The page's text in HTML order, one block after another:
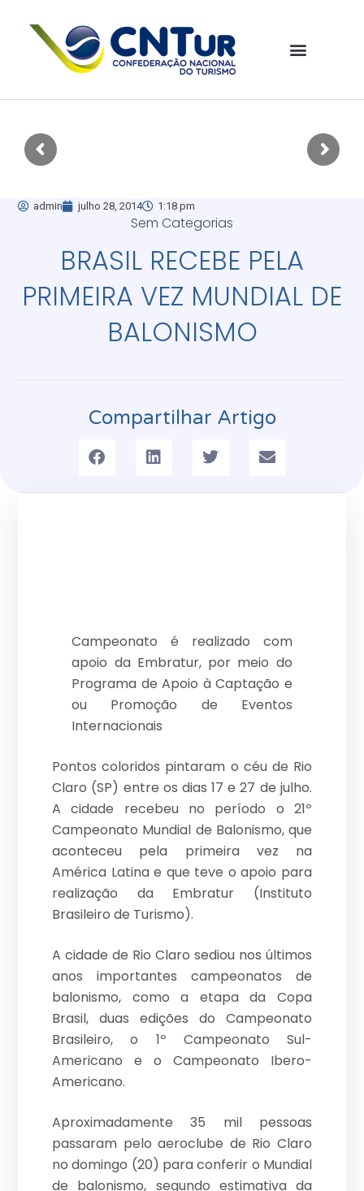
admin julho 28, 2014 1:18 pm
Sem Categorias
BRASIL RECEBE PELA
PRIMEIRA VEZ MUNDIAL DE
BALONISMO
Compartilhar Artigo
Campeonato é realizado com
apoio da Embratur, por meio do
Programa de Apoio à Captação e
ou Promoção de Eventos
Internacionais
Pontos coloridos pintaram o céu de Rio
Claro (SP) entre os dias 17 e 27 de julho.
A cidade recebeu no período o 21º
Campeonato Mundial de Balonismo, que
aconteceu pela primeira vez na
América Latina e que teve o apoio para
realização da Embratur (Instituto
Brasileiro de Turismo).
A cidade de Rio Claro sediou nos últimos
anos importantes campeonatos de
balonismo, como a etapa da Copa
Brasil, duas edições do Campeonato
Brasileiro, o 1º Campeonato Sul-
Americano e o Campeonato Ibero-
Americano.
Aproximadamente 35 mil pessoas
passaram pelo aeroclube de Rio Claro
no domingo (20) para conferir o Mundial
de balonismo, segundo estimativa da